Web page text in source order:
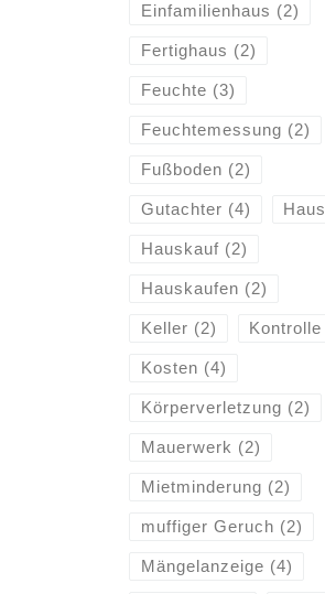
Einfamilienhaus (2)
Fertighaus (2)
Feuchte (3)
Feuchtemessung (2)
Fußboden (2)
Gutachter (4) Haus
Hauskauf(2)
Hauskaufen (2)
Keller (2) Kontrolle
Kosten (4)
Körperverletzung (2)
Mauerwerk (2)
Mietminderung (2)
muffiger Geruch (2)
Mängelanzeige (4)